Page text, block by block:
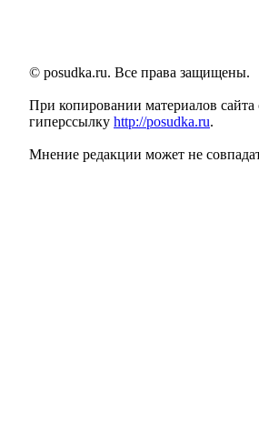
© posudka.ru. Все права защищены.
При копировании материалов сайта
гиперссылку http://posudka.ru.
Мнение редакции может не